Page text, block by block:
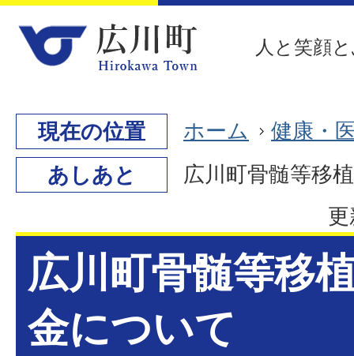
人と笑顔
現在の位置 ホーム
健康・
あしあと
広川町骨髄等移
広川町骨髄等移
金について